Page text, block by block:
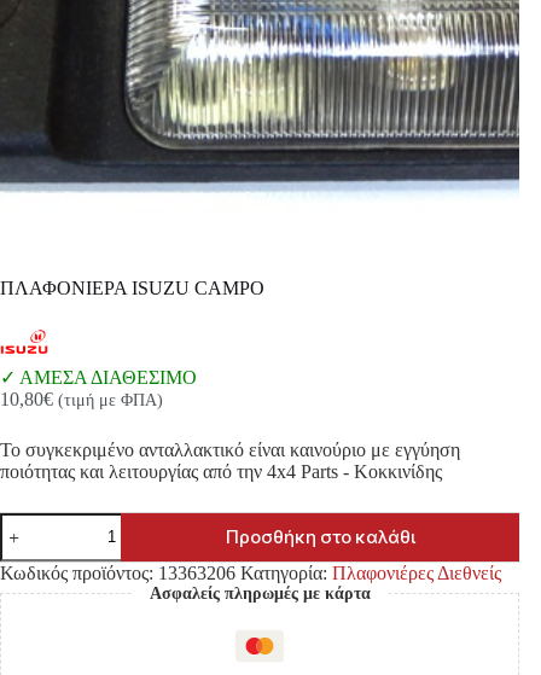
ΠΛΑΦΟΝΙΕΡΑ ISUZU CAMPO
ΑΜΕΣΑ ΔΙΑΘΕΣΙΜΟ
10,80€ (τιμή με ΦΠΑ)
Το συγκεκριμένο ανταλλακτικό είναι καινούριο με εγγύηση
ποιότητας και λειτουργίας από την 4x4 Parts - Κοκκινίδης
ΠΛΑΦΟΝΙΕΡΑ
ISUZU
CAMPO
ποσότητα
Προσθήκη στο καλάθι
Κωδικός προϊόντος: 13363206 Κατηγορία: Πλαφονιέρες Διεθνείς
Ασφαλείς πληρωμές με κάρτα